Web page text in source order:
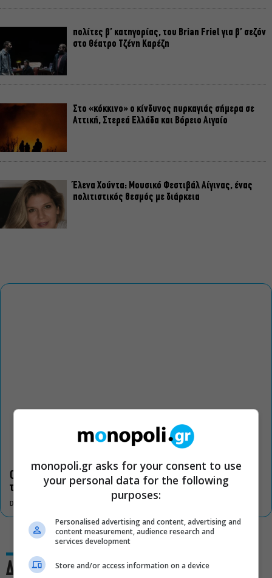
πολίτες β’ κατηγορίας, του Brian Friel για β’ σεζόν
στο Θέατρο Τζένη Καρέζη
Στο «κόκκινο» ο κίνδυνος πυρκαγιάς σήμερα σε
Αττική, Στερεά Ελλάδα και Βόρειο Αιγαίο
Έλενα Χούντα: Μουσικό Φεστιβάλ Αίγινας, ένας
πολιτιστικός θεσμός με διάρκεια
Οι «Τρωάδες» στην Επίδαυρο αλλάζουν την αντίληψη για
τον πολιτισμό
DON'T MISS
Δες και αυτό
monopoli.gr asks for your consent to use
your personal data for the following
purposes:
Personalised advertising and content, advertising and
content measurement, audience research and
services development
Store and/or access information on a device